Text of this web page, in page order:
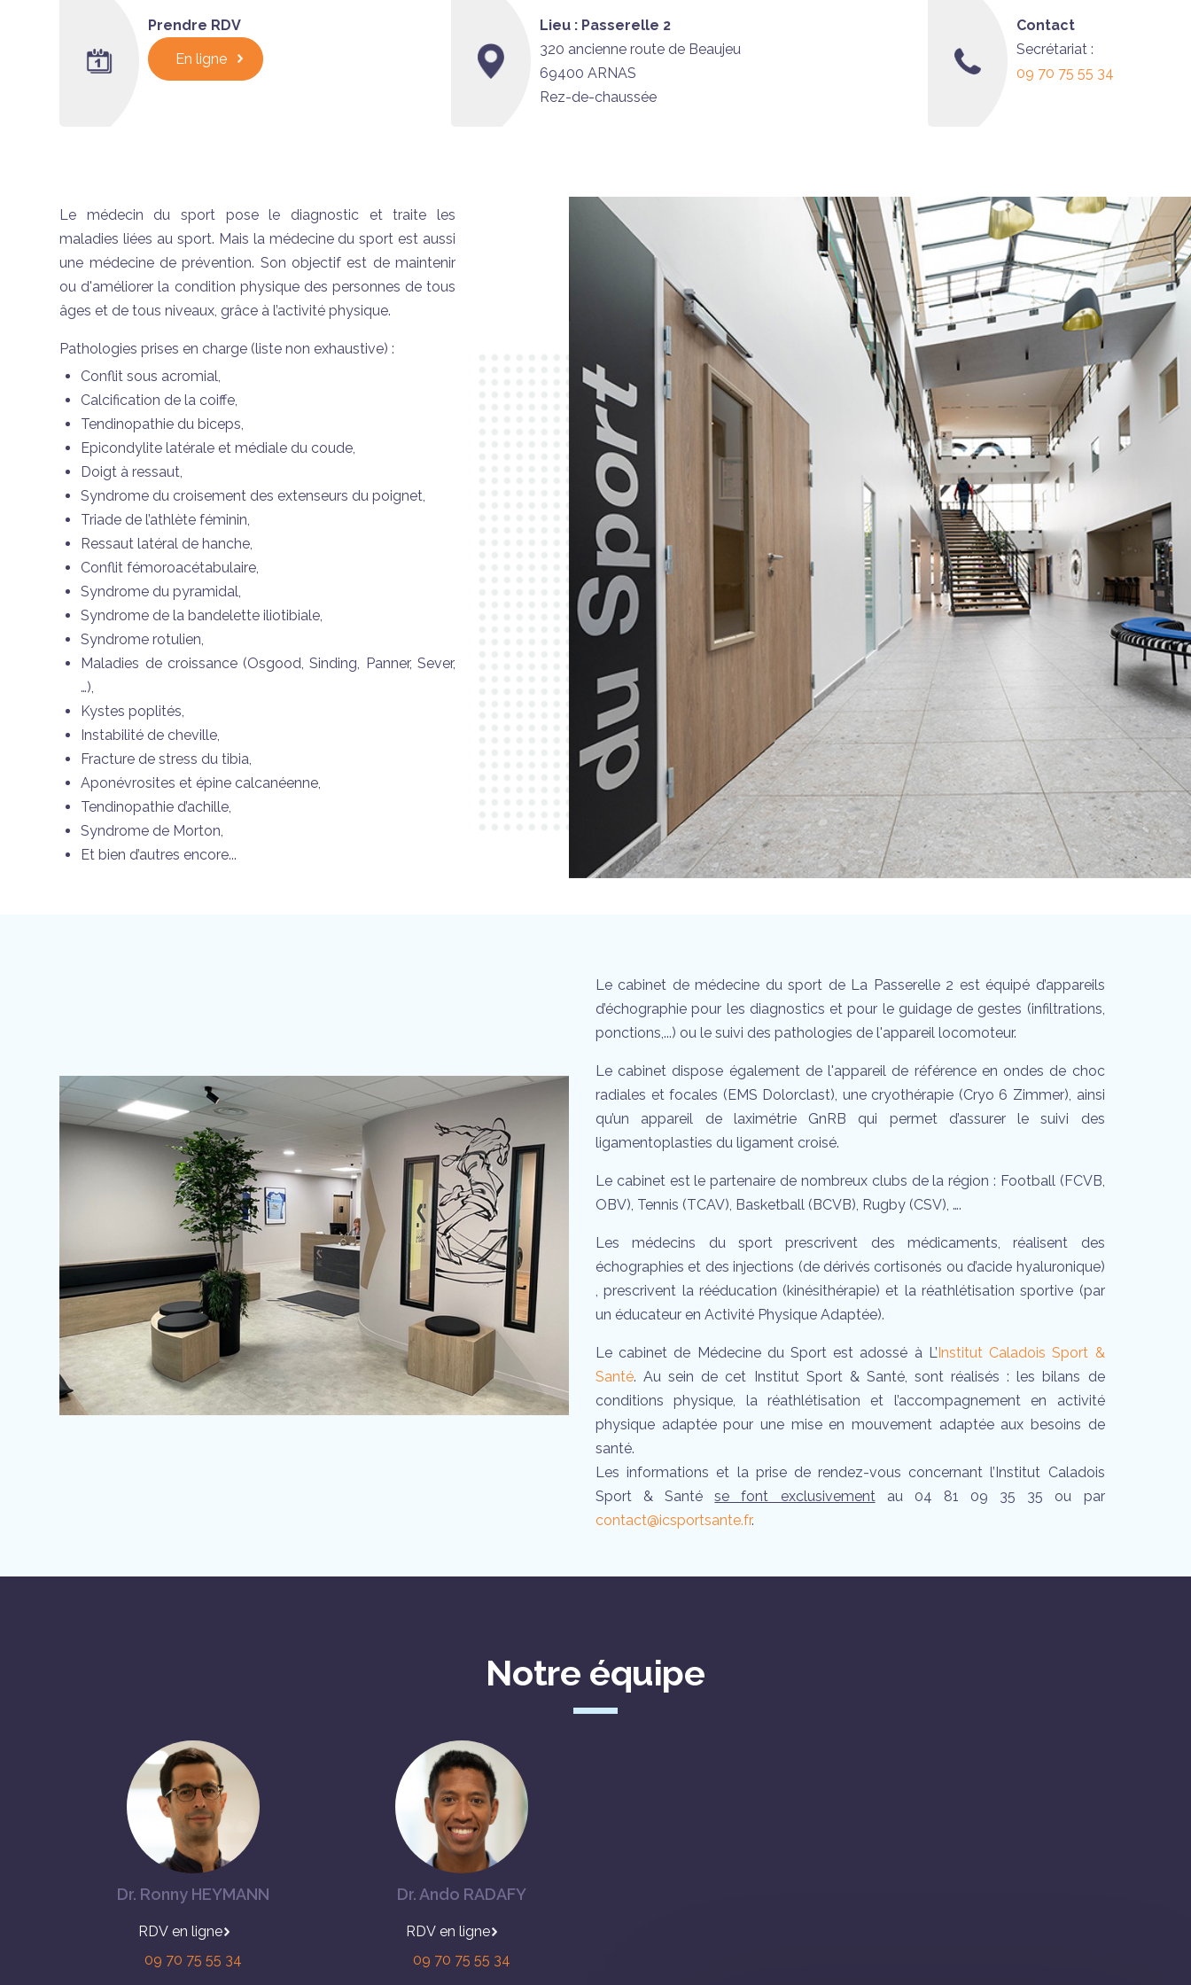
Prendre RDV
En ligne
Lieu : Passerelle 2
320 ancienne route de Beaujeu
69400 ARNAS
Rez-de-chaussée
Contact
Secrétariat :
09 70 75 55 34
Le médecin du sport pose le diagnostic et traite les
maladies liées au sport. Mais la médecine du sport est aussi
une médecine de prévention. Son objectif est de maintenir
ou d'améliorer la condition physique des personnes de tous
âges et de tous niveaux, grâce à l’activité physique.
Pathologies prises en charge (liste non exhaustive) :
Conflit sous acromial,
Calcification de la coiffe,
Tendinopathie du biceps,
Epicondylite latérale et médiale du coude,
Doigt à ressaut,
Syndrome du croisement des extenseurs du poignet,
Triade de l’athlète féminin,
Ressaut latéral de hanche,
Conflit fémoroacétabulaire,
Syndrome du pyramidal,
Syndrome de la bandelette iliotibiale,
Syndrome rotulien,
Maladies de croissance (Osgood, Sinding, Panner, Sever,
…),
Kystes poplités,
Instabilité de cheville,
Fracture de stress du tibia,
Aponévrosites et épine calcanéenne,
Tendinopathie d’achille,
Syndrome de Morton,
Et bien d’autres encore...
Le cabinet de médecine du sport de La Passerelle 2 est équipé d’appareils
d’échographie pour les diagnostics et pour le guidage de gestes (infiltrations,
ponctions,...) ou le suivi des pathologies de l'appareil locomoteur.
Le cabinet dispose également de l'appareil de référence en ondes de choc
radiales et focales (EMS Dolorclast), une cryothérapie (Cryo 6 Zimmer), ainsi
qu’un appareil de laximétrie GnRB qui permet d’assurer le suivi des
ligamentoplasties du ligament croisé.
Le cabinet est le partenaire de nombreux clubs de la région : Football (FCVB,
OBV), Tennis (TCAV), Basketball (BCVB), Rugby (CSV), ….
Les médecins du sport prescrivent des médicaments, réalisent des
échographies et des injections (de dérivés cortisonés ou d’acide hyaluronique)
, prescrivent la rééducation (kinésithérapie) et la réathlétisation sportive (par
un éducateur en Activité Physique Adaptée).
Le cabinet de Médecine du Sport est adossé à L’Institut Caladois Sport &
Santé. Au sein de cet Institut Sport & Santé, sont réalisés : les bilans de
conditions physique, la réathlétisation et l’accompagnement en activité
physique adaptée pour une mise en mouvement adaptée aux besoins de
santé.
Les informations et la prise de rendez-vous concernant l’Institut Caladois
Sport & Santése font exclusivementau 04 81 09 35 35 ou par
contact@icsportsante.fr.
Notre équipe
Dr. Ronny HEYMANN
en ligne
09 70 75 55 34
Dr. Ando RADAFY
en ligne
09 70 75 55 34